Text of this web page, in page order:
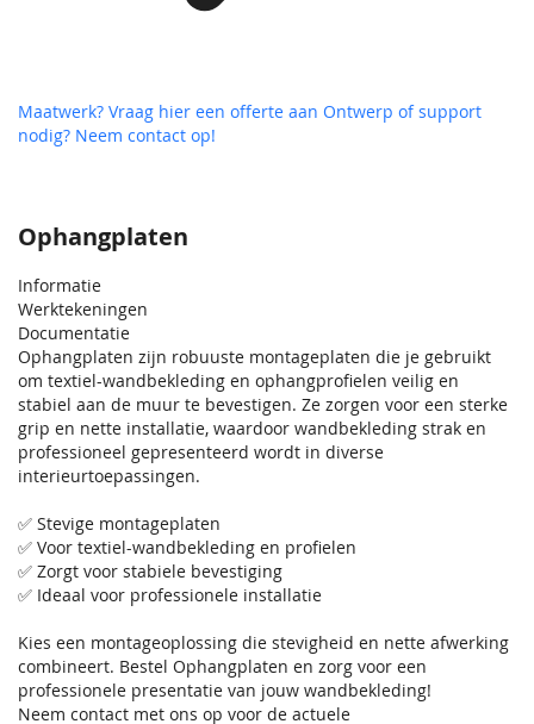
Ophangplaten
Informatie
Werktekeningen
Documentatie
Ophangplaten zijn robuuste montageplaten die je gebruikt
om textiel-wandbekleding en ophangprofielen veilig en
stabiel aan de muur te bevestigen. Ze zorgen voor een sterke
grip en nette installatie, waardoor wandbekleding strak en
professioneel gepresenteerd wordt in diverse
interieurtoepassingen.
✅ Stevige montageplaten
✅ Voor textiel-wandbekleding en profielen
✅ Zorgt voor stabiele bevestiging
✅ Ideaal voor professionele installatie
Kies een montageoplossing die stevigheid en nette afwerking
combineert. Bestel Ophangplaten en zorg voor een
professionele presentatie van jouw wandbekleding!
Neem contact met ons op voor de actuele
Maatwerk? Vraag hier een offerte aan Ontwerp of support
nodig? Neem contact op!